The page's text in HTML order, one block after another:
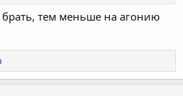
тем меньше на агонию